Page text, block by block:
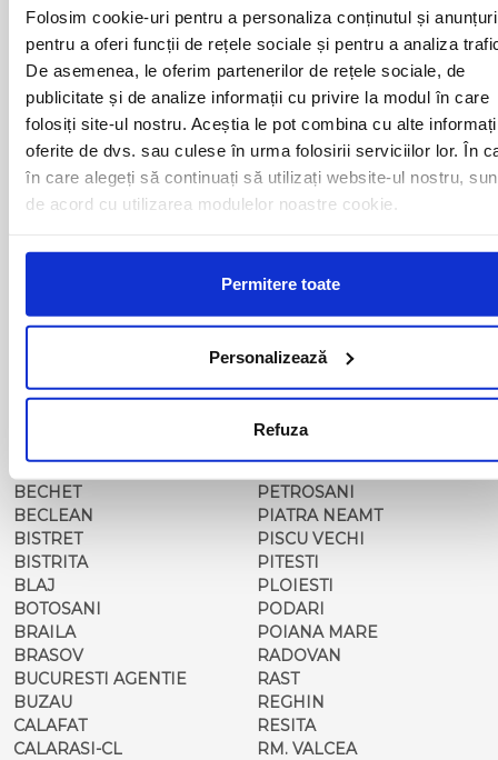
Folosim cookie-uri pentru a personaliza conținutul și
pentru a oferi funcții de rețele sociale și pentru a analiza
De asemenea, le oferim partenerilor de rețele sociale, de
publicitate și de analize informații cu privire la modul în care
folosiți site-ul nostru. Aceștia le pot combina cu alte
oferite de dvs. sau culese în urma folosirii serviciilor lor. În
în care alegeți să continuați să utilizați website-ul nostru,
de acord cu utilizarea modulelor noastre cookie.
Permitere toate
Personalizează
Refuza
Curse din Romania catre ITALIA:
ACAS
AIUD
ALBA IULIA
ALEXANDRIA
BAIA MARE
BALS-IS
BARLAD
BECHET
BECLEAN
BISTRET
BISTRITA
BLAJ
BOTOSANI
BRAILA
BRASOV
BUCURESTI AGENTIE
BUZAU
CALAFAT
CALARASI-CL
LUGOJ
MEDGIDIA
MEDIAS
MOINESTI
MOTCA
OLTENITA
ONESTI
ORSOVA
PASCANI
PERISOR
PETROSANI
PIATRA NEAMT
PISCU VECHI
PITESTI
PLOIESTI
PODARI
POIANA MARE
RADOVAN
RAST
REGHIN
RESITA
RM. VALCEA